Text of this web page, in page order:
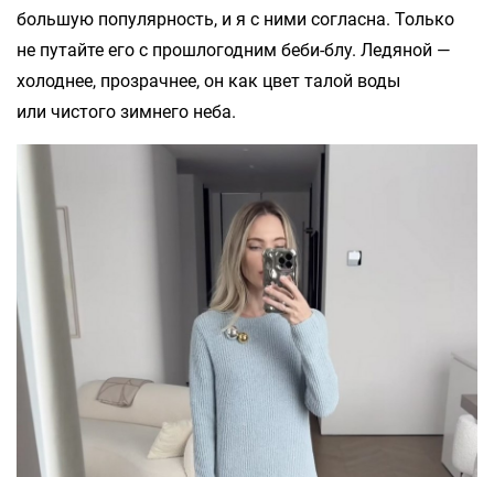
большую популярность, и я с ними согласна. Только
не путайте его с прошлогодним беби-блу. Ледяной —
холоднее, прозрачнее, он как цвет талой воды
или чистого зимнего неба.